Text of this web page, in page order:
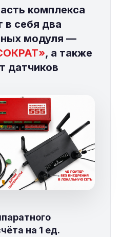
комплекса
в себя два
модуля —
, а также
датчиков
на 1 ед.